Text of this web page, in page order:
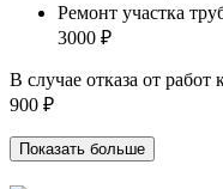
Ремонт участка
3000 ₽
В случае отказа от
900 ₽
Показать больше